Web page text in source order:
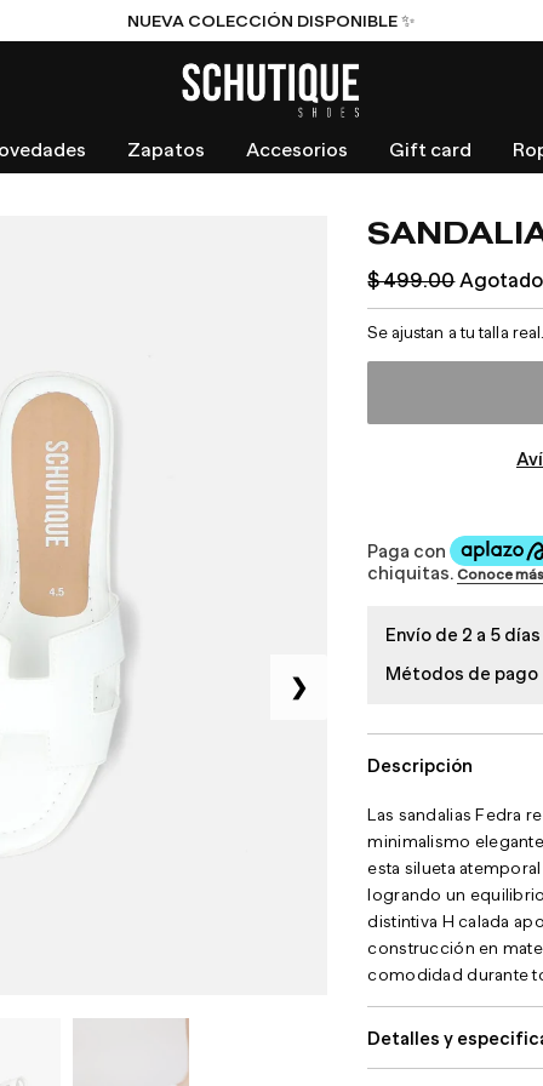
NUEVA COLECCIÓN DISPONIBLE ✨
Zapatos Accesorios Gift card
❯
Precio
habitual
$ 499.00 Agotado
Se ajustan a tu talla
Envío de 2 a 5
Métodos de pago
Descripción
Las sandalias Fedra
minimalismo
esta silueta
logrando un
distintiva H calada
construcción en
comodidad durante
Detalles y